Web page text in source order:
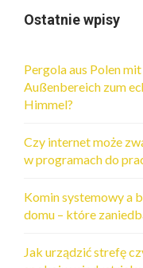
Ostatnie wpisy
Pergola aus Polen
Außenbereich zum
Himmel?
Czy internet może
w programach do
Komin systemowy a
domu – które
Jak urządzić strefę